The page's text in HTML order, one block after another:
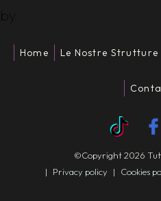
by
Home Le Nostre Strutture
©Copyright 2026
|
Privacy policy | Cookies